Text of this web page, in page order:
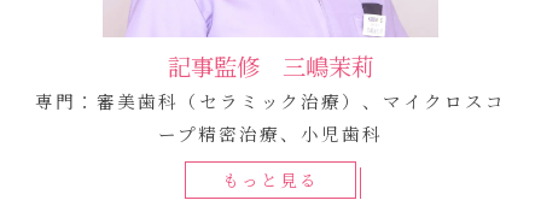
記事監修 三嶋茉莉
専門：審美歯科（セラミック治療）、マイクロスコ
ープ精密治療、小児歯科
もっと見る